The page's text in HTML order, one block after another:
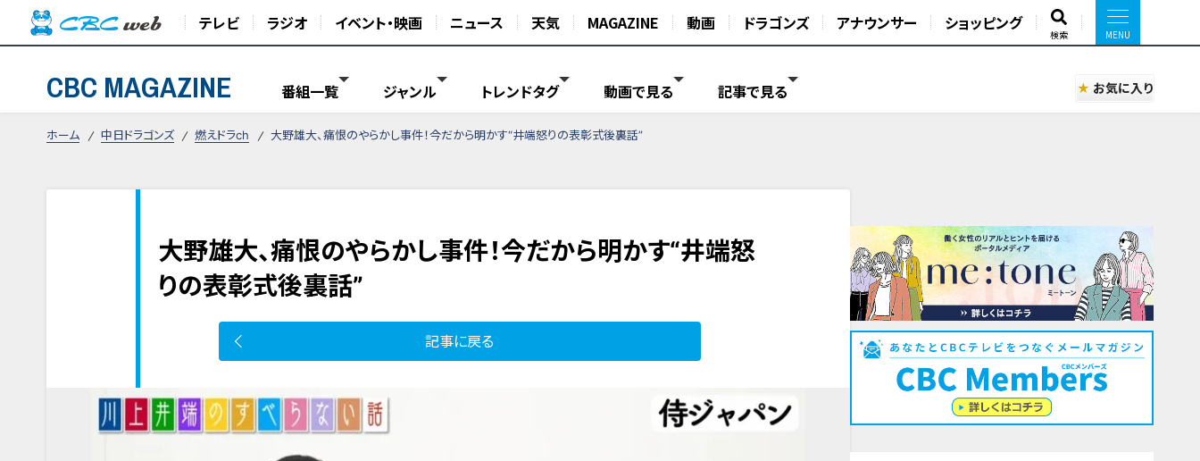
テレビ ラジオ イベント・映画 ニュース 天気 MAGAZINE 動画 ドラゴンズ アナウンサー ショッピング
検索
CBC MAGAZINE 番組一覧 ジャンル トレンドタグ 動画で見る 記事で見る お気に入り
ホーム 中日ドラゴンズ 燃えドラch 大野雄大、痛恨のやらかし事件！今だから明かす“井端怒りの表彰式後裏話”
大野雄大、痛恨のやらかし事件！今だから明かす“井端怒
りの表彰式後裏話”
記事に戻る